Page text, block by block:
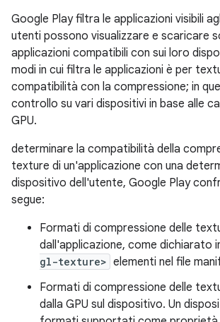
Google Play filtra le applicazioni visibili
utenti possono visualizzare e scaricare
applicazioni compatibili con sui loro
modi in cui filtra le applicazioni è per
compatibilità con la compressione; in
controllo su vari dispositivi in base alle
GPU.
determinare la compatibilità della
texture di un'applicazione con una
dispositivo dell'utente, Google Play
segue:
Formati di compressione delle
dall'applicazione, come dichiarato
gl-texture> elementi nel file
Formati di compressione delle
dalla GPU sul dispositivo. Un